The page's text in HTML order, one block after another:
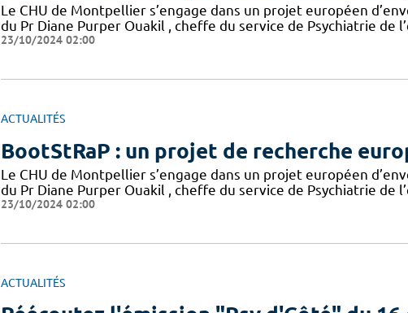
Le CHU de Montpellier s’engage dans un projet européen
du Pr Diane Purper Ouakil , cheffe du service de Psychiatrie de
23/10/2024 02:00
ACTUALITÉS
BootStRaP : un projet de recherche
Le CHU de Montpellier s’engage dans un projet européen
du Pr Diane Purper Ouakil , cheffe du service de Psychiatrie de
23/10/2024 02:00
ACTUALITÉS